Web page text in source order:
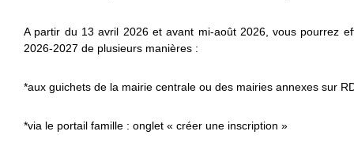
A partir du 13 avril 2026 et avant mi-août 2026, vous pourrez
2026-2027 de plusieurs manières :
*aux guichets de la mairie centrale ou des mairies annexes sur
*via le portail famille : onglet « créer une inscription »